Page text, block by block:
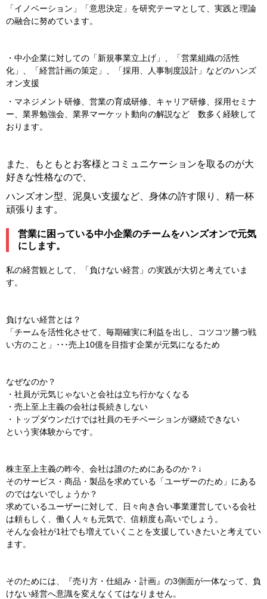
「イノベーション」「意思決定」を研究テーマとして、実践と理論
の融合に努めています。
・中小企業に対しての「新規事業立上げ」、「営業組織の活性
化」、「経営計画の策定」、「採用、人事制度設計」などのハンズ
オン支援
・マネジメント研修、営業の育成研修、キャリア研修、採用セミナ
ー、業界勉強会、業界マーケット動向の解説など 数多く経験して
おります。
また、もともとお客様とコミュニケーションを取るのが大
好きな性格なので、
ハンズオン型、泥臭い支援など、身体の許す限り、精一杯
頑張ります。
営業に困っている中小企業のチームをハンズオンで元気
にします。
私の経営観として、「負けない経営」の実践が大切と考えていま
す。
負けない経営とは？
「チームを活性化させて、毎期確実に利益を出し、コツコツ勝つ戦
い方のこと」･･･売上10億を目指す企業が元気になるため
なぜなのか？
・社員が元気じゃないと会社は立ち行かなくなる
・売上至上主義の会社は長続きしない
・トップダウンだけでは社員のモチベーションが継続できない
という実体験からです。
株主至上主義の昨今、会社は誰のためにあるのか？↓
そのサービス・商品・製品を求めている「ユーザーのため」にある
のではないでしょうか？
求めているユーザーに対して、日々向き合い事業運営している会社
は頼もしく、働く人々も元気で、信頼度も高いでしょう。
そんな会社が1社でも増えていくことを支援していきたいと考えてい
ます。
そのためには、『売り方・仕組み・計画』の3側面が一体なって、負
けない経営へ意識を変えなくてはなりません。